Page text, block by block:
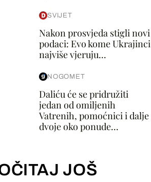
SVIJET
Nakon prosvjeda stigli novi
podaci: Evo kome Ukrajinci
najviše vjeruju...
NOGOMET
Daliću će se pridružiti
jedan od omiljenih
Vatrenih, pomoćnici i dalje
dvoje oko ponude...
JOŠ